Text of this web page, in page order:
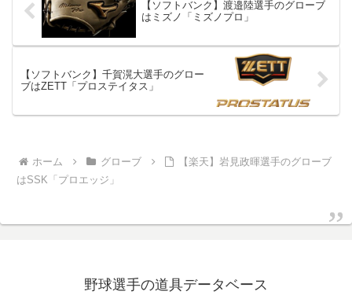
【ソフトバンク】渡邉陸選手のグローブ
はミズノ「ミズノプロ」
【ソフトバンク】千賀滉大選手のグロー
ブはZETT「プロステイタス」
ホーム グローブ
【楽天】岩見政暉選手のグローブ
はSSK「プロエッジ」
野球選手の道具データベース